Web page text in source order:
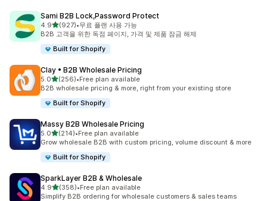
Sami B2B Lock,Password Protect
4.9별 5개 중
(927)
총 리뷰 927개
•무료 플랜 사용 가능
B2B 고객을 위한 독점 페이지, 가격 및 제품 잠금 해제
Built for Shopify
Clay • B2B Wholesale Pricing
5.0별 5개 중
(256)
총 리뷰 256개
•Free plan available
B2B wholesale pricing & more, right from your existing store
Built for Shopify
Massy B2B Wholesale Pricing
5.0별 5개 중
(214)
총 리뷰 214개
•Free plan available
Grow wholesale B2B with custom pricing, volume discount & more
Built for Shopify
SparkLayer B2B & Wholesale
4.9별 5개 중
(358)
총 리뷰 358개
•Free plan available
Simplify B2B ordering for wholesale customers & sales teams